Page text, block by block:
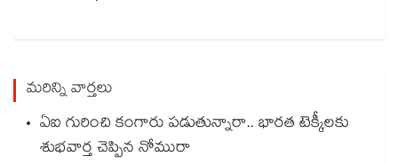
మరిన్ని వార్తలు
ఏఐ గురించి కంగారు పడుతున్నారా.. భారత టెక్కీలకు
శుభవార్త చెప్పిన నోమురా